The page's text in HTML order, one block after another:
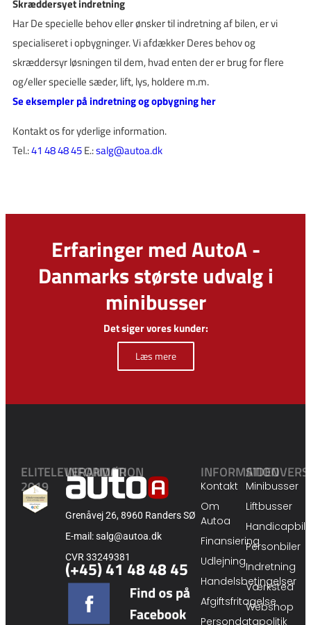
Skræddersyet indretning
Har De specielle behov eller ønsker til indretning af bilen, er vi
specialiseret i opbygninger. Vi afdækker Deres behov og
skræddersyr løsningen til dem, hvad enten der er brug for flere
og/eller specielle sæder, lift, lys, holdere m.m.
Se eksempler på indretning og opbygning her
Kontakt os for yderlige information.
Tel.:41 48 48 45E.:salg@autoa.dk
Erfaringer med AutoA -
Danmarks største udvalg i
minibusser
Det siger vores kunder:
Læs mere
Minibusser
Liftbusser
Personbiler
Indretning
Værksted
Webshop
INFORMATION
Kontakt
Om
Autoa
Finansiering
Udlejning
Handelsbetingelser
Afgiftsfritagelse
Persondatapolitik
INFORMATION
Grenåvej 26, 8960 Randers SØ
E-mail: salg@autoa.dk
CVR 33249381
(+45) 41 48 48 45
ELITELEVERANDØR
2019